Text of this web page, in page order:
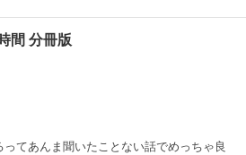
間 分冊版
てあんま聞いたことない話でめっちゃ良